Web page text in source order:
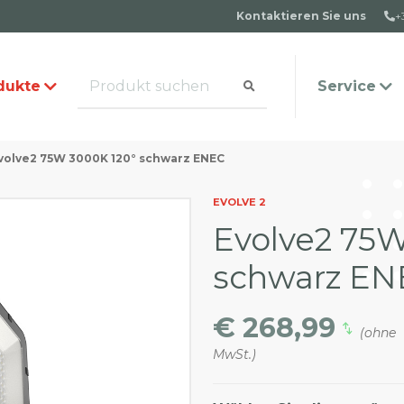
Kontaktieren Sie uns
Service
Häufige Fragen
Kontakt
75W 3000K 120° schwarz ENEC
EVOLVE 2
Evolve2
schwarz
€ 268,99
(ohne
MwSt.)